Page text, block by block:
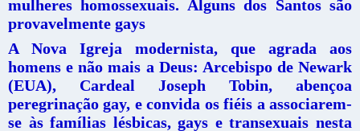
mulheres homossexuais. Alguns dos Santos são
provavelmente gays
A Nova Igreja modernista, que agrada aos
homens e não mais a Deus: Arcebispo de Newark
(EUA), Cardeal Joseph Tobin, abençoa
peregrinação gay, e convida os fiéis a associarem-
se às famílias lésbicas, gays e transexuais nesta